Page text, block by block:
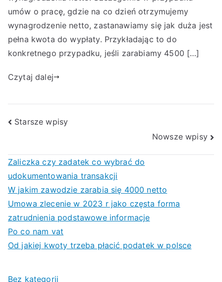
umów o pracę, gdzie na co dzień otrzymujemy
wynagrodzenie netto, zastanawiamy się jak duża jest
pełna kwota do wypłaty. Przykładając to do
konkretnego przypadku, jeśli zarabiamy 4500 […]
Czytaj dalej
Nawigacja
wpisach
Starsze wpisy
Nowsze wpisy
Zaliczka czy zadatek co wybrać do
udokumentowania transakcji
W jakim zawodzie zarabia się 4000 netto
Umowa zlecenie w 2023 r jako częsta forma
zatrudnienia podstawowe informacje
Po co nam vat
Od jakiej kwoty trzeba płacić podatek w polsce
Bez kategorii